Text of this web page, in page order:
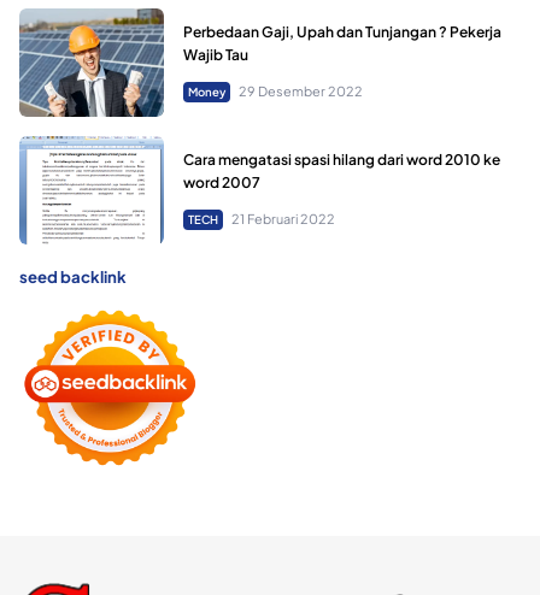
Perbedaan Gaji, Upah dan Tunjangan ? Pekerja
Wajib Tau
Money 29 Desember 2022
Cara mengatasi spasi hilang dari word 2010 ke
word 2007
TECH 21 Februari 2022
seed backlink